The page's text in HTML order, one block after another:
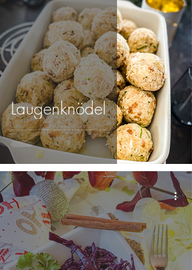
Laugenknödel